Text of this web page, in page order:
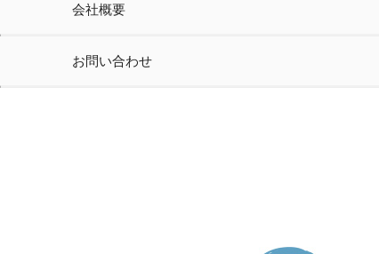
会社概要
お問い合わせ